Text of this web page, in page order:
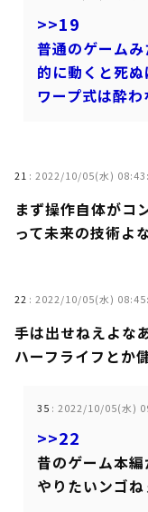
>>19
普通のゲーム
的に動くと死
ワープ式は酔
21 : 2022/10/05(水)
まず操作自体がコ
って未来の技術よ
22 : 2022/10/05(水)
手は出せねえよな
ハーフライフとか
35 : 2022/10/05(水)
>>22
昔のゲーム本
やりたいンゴね